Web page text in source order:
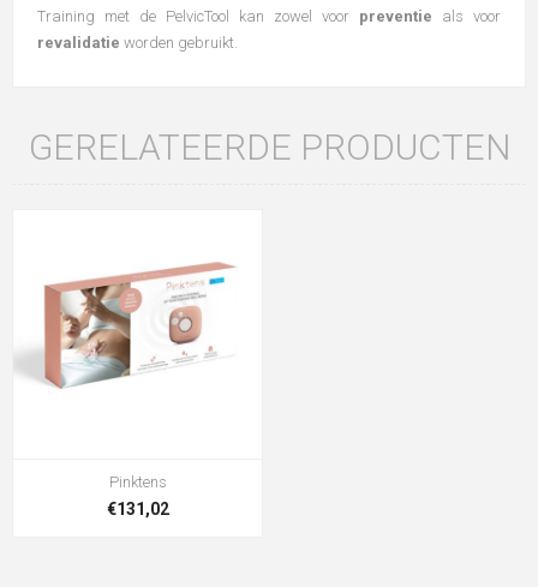
Training met de PelvicTool kan zowel voor preventie als voor
revalidatie worden gebruikt.
GERELATEERDE PRODUCTEN
Pinktens
€131,02